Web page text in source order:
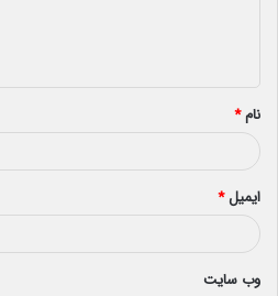
*
نام*
ایمیل*
وب‌ سایت